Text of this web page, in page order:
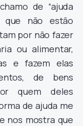
de “ajuda
que não estão
por não fazer
ou alimentar,
e fazem elas
de bens
quem deles
de ajuda me
nos mostra que